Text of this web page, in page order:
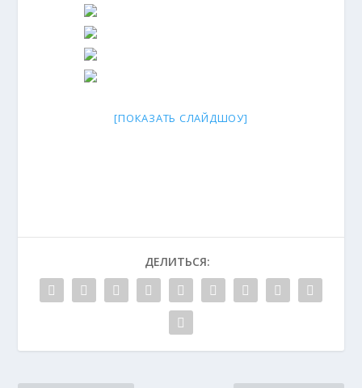
[ПОКАЗАТЬ СЛАЙДШОУ]
ДЕЛИТЬСЯ: